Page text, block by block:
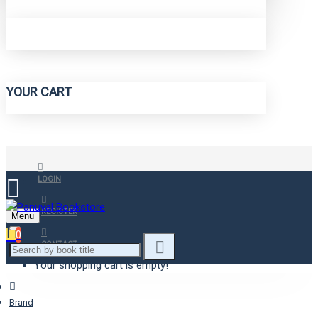
YOUR CART
LOGIN
REGISTER
CONTACT
Menu
0
Your shopping cart is empty!
Brand